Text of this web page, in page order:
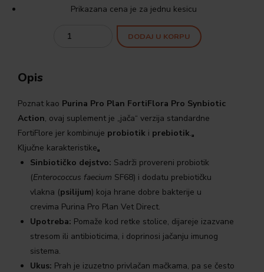
Prikazana cena je za jednu kesicu
Quantity
DODAJ U KORPU
Opis
Poznat kao Purina Pro Plan FortiFlora Pro Synbiotic
Action, ovaj suplement je „jača“ verzija standardne
FortiFlore jer kombinuje probiotik i prebiotik.
Ključne karakteristike
Sinbiotičko dejstvo: Sadrži provereni probiotik
(Enterococcus faecium SF68) i dodatu prebiotičku
vlakna (psilijum) koja hrane dobre bakterije u
crevima Purina Pro Plan Vet Direct.
Upotreba: Pomaže kod retke stolice, dijareje izazvane
stresom ili antibioticima, i doprinosi jačanju imunog
sistema.
Ukus: Prah je izuzetno privlačan mačkama, pa se često